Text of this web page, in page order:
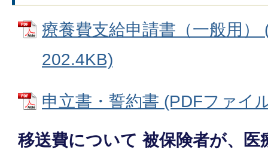
療養費支給申請書（一般用）
202.4KB)
申立書・誓約書 (PDFファイ
移送費について 被保険者が、